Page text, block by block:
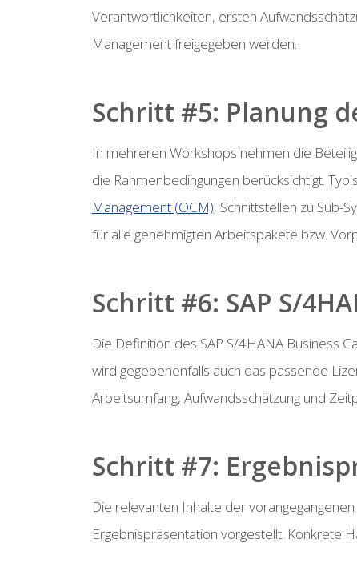
Verantwortlichkeiten, ersten
Management freigegeben werden.
Schritt #5: Planung
In mehreren Workshops nehmen die
die Rahmenbedingungen berücksichtigt.
Management (OCM), Schnittstellen zu Sub-
für alle genehmigten Arbeitspakete bzw.
Schritt #6: SAP S/
Die Definition des SAP S/4HANA Business
wird gegebenenfalls auch das passende
Arbeitsumfang, Aufwandsschätzung und
Schritt #7:
Die relevanten Inhalte der
Ergebnispräsentation vorgestellt. Konkrete